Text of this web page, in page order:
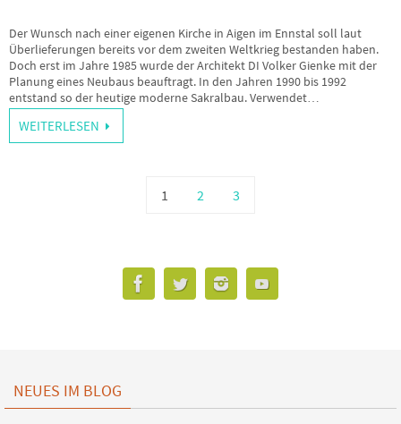
Der Wunsch nach einer eigenen Kirche in Aigen im Ennstal soll laut
Überlieferungen bereits vor dem zweiten Weltkrieg bestanden haben.
Doch erst im Jahre 1985 wurde der Architekt DI Volker Gienke mit der
Planung eines Neubaus beauftragt. In den Jahren 1990 bis 1992
entstand so der heutige moderne Sakralbau. Verwendet…
WEITERLESEN
1 2 3
NEUES IM BLOG